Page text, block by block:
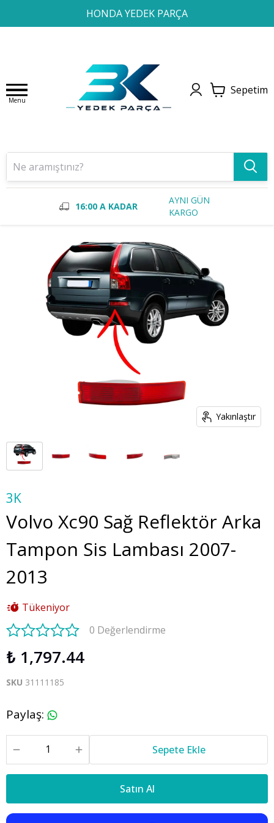
HONDA YEDEK PARÇA
1 2 3 4
Menu
Sepetim
16:00 A KADAR
AYNI GÜN
KARGO
Yakınlaştır
3K
Volvo Xc90 Sağ Reflektör Arka
Tampon Sis Lambası 2007-
2013
Tükeniyor
0 Değerlendirme
₺ 1,797.44
SKU 31111185
Paylaş:
Sepete Ekle
Satın Al